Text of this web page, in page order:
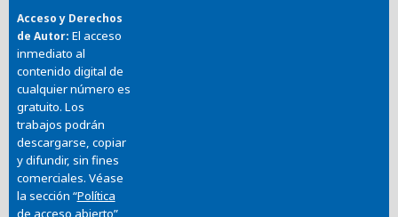
Acceso y Derechos
de Autor El acceso
inmediato al
contenido digital de
cualquier número es
gratuito. Los
trabajos podrán
descargarse, copiar
y difundir, sin fines
comerciales. Véase
la sección “Política
de acceso abierto”